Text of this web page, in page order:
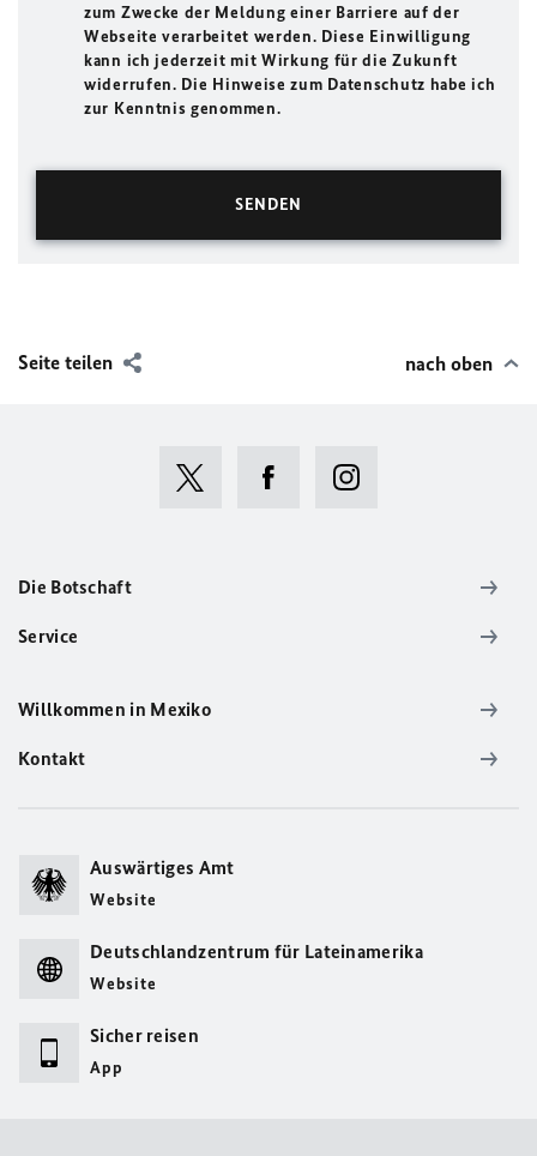
zum Zwecke der Meldung einer Barriere auf der
Webseite verarbeitet werden. Diese Einwilligung
kann ich jederzeit mit Wirkung für die Zukunft
widerrufen. Die Hinweise zum Datenschutz habe ich
zur Kenntnis genommen.
Seite teilen nach oben
Die Botschaft
Service
Willkommen in Mexiko
Kontakt
Auswärtiges Amt
Website
Deutschlandzentrum für Lateinamerika
Website
Sicher reisen
App